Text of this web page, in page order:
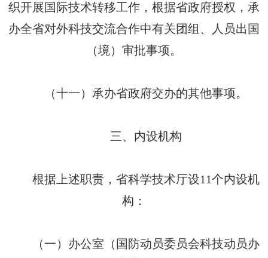
织开展国际技术转移工作，根据省政府授权，承
办全省对外科技交流合作中有关团组、人员出国
（境）审批事项。
（十一）承办省政府交办的其他事项。
三、内设机构
根据上述职责，省科学技术厅设11个内设机
构：
（一）办公室（国防动员委员会科技动员办